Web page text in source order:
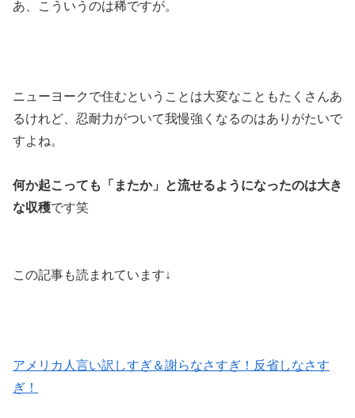
あ、こういうのは稀ですが。
ニューヨークで住むということは大変なこともたくさんあ
るけれど、忍耐力がついて我慢強くなるのはありがたいで
すよね。
何か起こっても「またか」と流せるようになったのは大き
な収穫です笑
この記事も読まれています↓
アメリカ人言い訳しすぎ＆謝らなさすぎ！反省しなさす
ぎ！